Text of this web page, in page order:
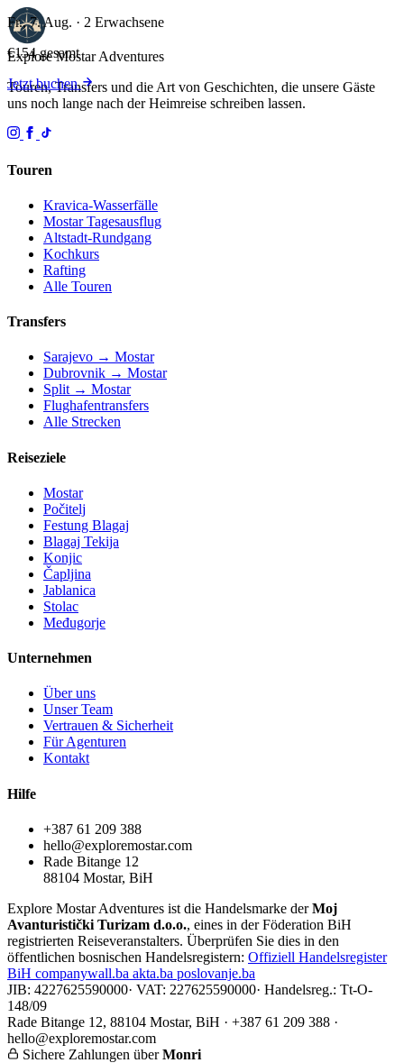
Fr., 7. Aug. · 2 Erwachsene
€154 gesamt
Jetzt buchen
Explore MostarAdventures
Touren, Transfers und die Art von Geschichten, die unsere Gäste
uns noch lange nach der Heimreise schreiben lassen.
Touren
Kravica-Wasserfälle
Mostar Tagesausflug
Altstadt-Rundgang
Kochkurs
Rafting
Alle Touren
Transfers
Sarajevo → Mostar
Dubrovnik → Mostar
Split → Mostar
Flughafentransfers
Alle Strecken
Reiseziele
Mostar
Počitelj
Festung Blagaj
Blagaj Tekija
Konjic
Čapljina
Jablanica
Stolac
Međugorje
Unternehmen
Über uns
Unser Team
Vertrauen & Sicherheit
Für Agenturen
Kontakt
Hilfe
+387 61 209 388
hello@exploremostar.com
Rade Bitange 12
88104 Mostar, BiH
Explore Mostar Adventures ist die Handelsmarke derMoj
Avanturistički Turizam d.o.o., eines in der Föderation BiH
registrierten Reiseveranstalters. Überprüfen Sie dies in den
öffentlichen bosnischen Handelsregistern: Offiziell Handelsregister
BiH companywall.ba akta.ba poslovanje.ba
JIB: 4227625590000· VAT: 227625590000· Handelsreg.: Tt-O-
148/09
Rade Bitange 12, 88104 Mostar, BiH · +387 61 209 388 ·
hello@exploremostar.com
Sichere Zahlungen überMonri